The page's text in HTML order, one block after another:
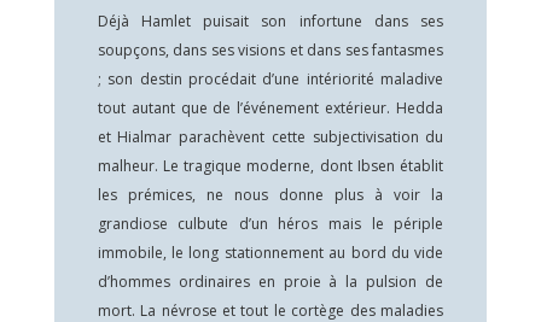
Déjà Hamlet puisait son infortune dans ses
soupçons, dans ses visions et dans ses fantasmes
; son destin procédait d’une intériorité maladive
tout autant que de l’événement extérieur. Hedda
et Hialmar parachèvent cette subjectivisation du
malheur. Le tragique moderne, dont Ibsen établit
les prémices, ne nous donne plus à voir la
grandiose culbute d’un héros mais le périple
immobile, le long stationnement au bord du vide
d’hommes ordinaires en proie à la pulsion de
mort. La névrose et tout le cortège des maladies